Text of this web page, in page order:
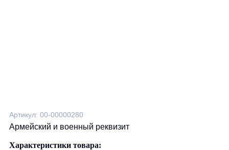
Артикул: 00-00000280
Армейский и военный реквизит
Характеристики товара: